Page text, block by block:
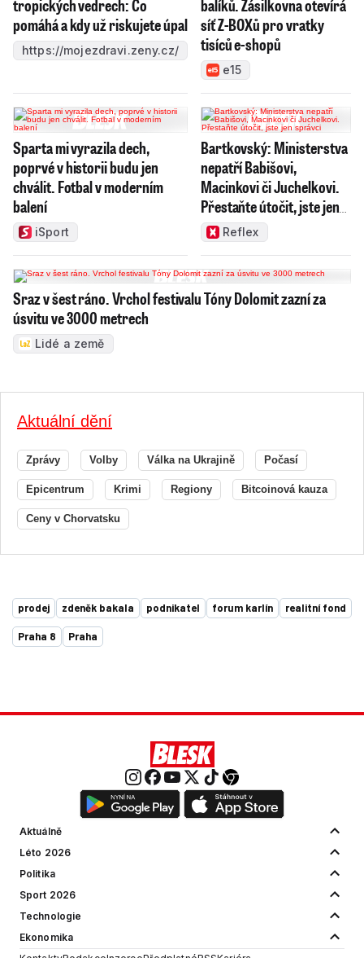
tropických vedrech: Co
pomáhá a kdy už riskujete úpal
https://mojezdravi.zeny.cz/
balíků. Zásilkovna otevírá
síť Z-BOXů pro vratky
tisíců e-shopů
e15
Sparta mi vyrazila dech,
poprvé v historii budu jen
chválit. Fotbal v moderním
balení
iSport
Bartkovský: Ministerstva
nepatří Babišovi,
Macinkovi či Juchelkovi.
Přestaňte útočit, jste jen
správci
Reflex
Sraz v šest ráno. Vrchol festivalu Tóny Dolomit zazní za
úsvitu ve 3000 metrech
Lidé a země
Aktuální dění
Zprávy Volby Válka na Ukrajině Počasí
Epicentrum Krimi Regiony Bitcoinová kauza
Ceny v Chorvatsku
prodej zdeněk bakala podnikatel forum karlín realitní fond
Praha 8 Praha
Aktuálně
Léto 2026
Politika
Sport 2026
Technologie
Ekonomika